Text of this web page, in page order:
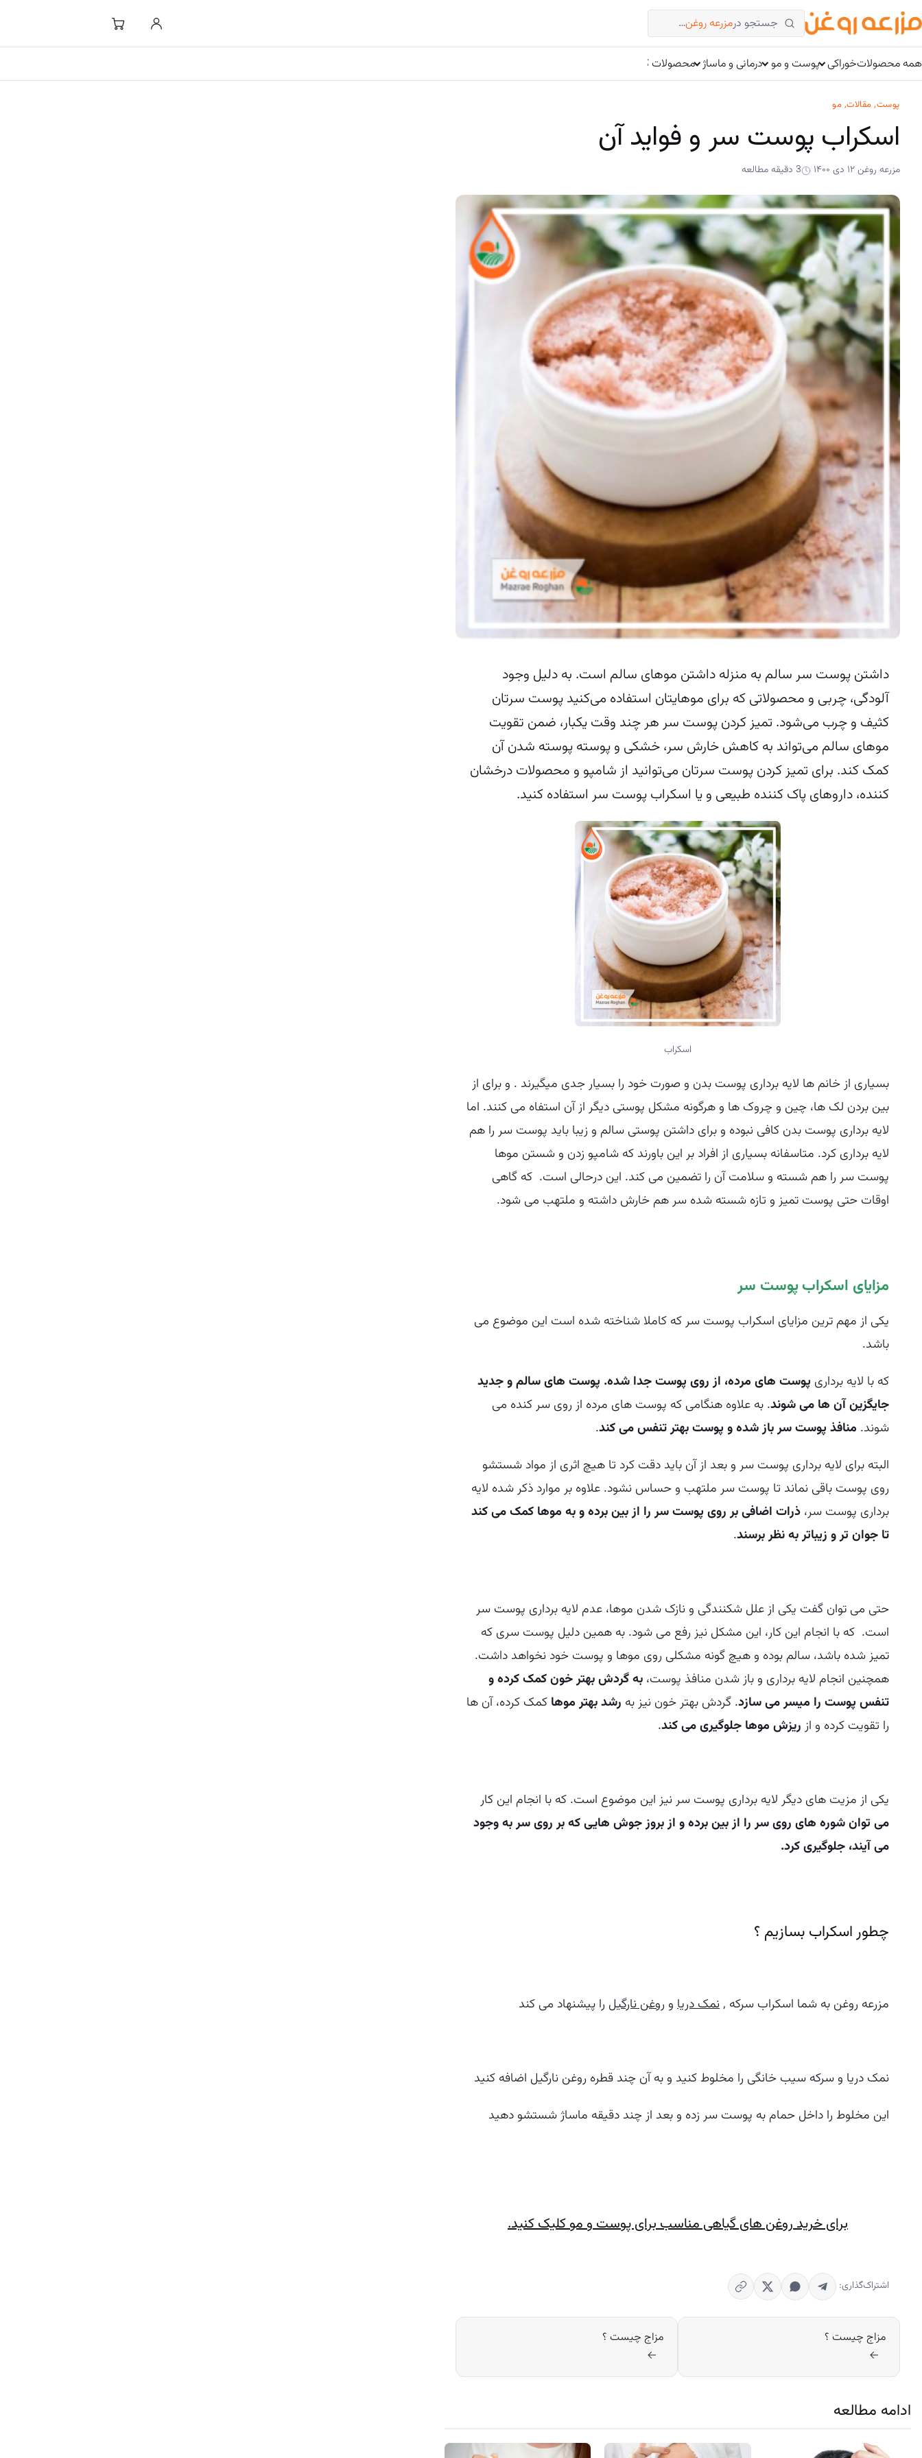
رفتن
به
محتوا
جستجو درمزرعه روغن…
همه محصولاتخوراکی پوست و مو درمانی و ماساژ محصولات کتوژنیک
پوست, مقالات, مو
اسکراب پوست سر و فواید آن
مزرعه روغن۱۲ دی ۱۴۰۰ 3 دقیقه مطالعه
داشتن پوست سر سالم به منزله داشتن موهای سالم است. به دلیل وجود
آلودگی، چربی و محصولاتی که برای موهایتان استفاده می‌کنید پوست سرتان
کثیف و چرب می‌شود. تمیز کردن پوست سر هر چند وقت یکبار، ضمن تقویت
موهای سالم می‌تواند به کاهش خارش سر، خشکی و پوسته پوسته شدن آن
کمک کند. برای تمیز کردن پوست سرتان می‌توانید از شامپو و محصولات درخشان
کننده، داروهای پاک کننده طبیعی و یا اسکراب پوست سر استفاده کنید.
اسکراب
بسیاری از خانم ها لایه برداری پوست بدن و صورت خود را بسیار جدی میگیرند . و برای از
بین بردن لک ها، چین و چروک ها و هرگونه مشکل پوستی دیگر از آن استفاه می کنند. اما
لایه برداری پوست بدن کافی نبوده و برای داشتن پوستی سالم و زیبا باید پوست سر را هم
لایه برداری کرد. متاسفانه بسیاری از افراد بر این باورند که شامپو زدن و شستن موها
پوست سر را هم شسته و سلامت آن را تضمین می کند. این درحالی است. که گاهی
اوقات حتی پوست تمیز و تازه شسته شده سر هم خارش داشته و ملتهب می شود.
مزایای اسکراب پوست سر
یکی از مهم ترین مزایای اسکراب پوست سر که کاملا شناخته شده است این موضوع می
باشد.
که با لایه برداری پوست های مرده، از روی پوست جدا شده. پوست های سالم و جدید
جایگزین آن ها می شوند. به علاوه هنگامی که پوست های مرده از روی سر کنده می
شوند. منافذ پوست سر باز شده و پوست بهتر تنفس می کند.
البته برای لایه برداری پوست سر و بعد از آن باید دقت کرد تا هیچ اثری از مواد شستشو
روی پوست باقی نماند تا پوست سر ملتهب و حساس نشود. علاوه بر موارد ذکر شده لایه
برداری پوست سر، ذرات اضافی بر روی پوست سر را از بین برده و به موها کمک می کند
تا جوان تر و زیباتر به نظر برسند.
حتی می توان گفت یکی از علل شکنندگی و نازک شدن موها، عدم لایه برداری پوست سر
است. که با انجام این کار، این مشکل نیز رفع می شود. به همین دلیل پوست سری که
تمیز شده باشد، سالم بوده و هیچ گونه مشکلی روی موها و پوست خود نخواهد داشت.
همچنین انجام لایه برداری و باز شدن منافذ پوست، به گردش بهتر خون کمک کرده و
تنفس پوست را میسر می سازد. گردش بهتر خون نیز به رشد بهتر موها کمک کرده، آن ها
را تقویت کرده و از ریزش موها جلوگیری می کند.
یکی از مزیت های دیگر لایه برداری پوست سر نیز این موضوع است. که با انجام این کار
می توان شوره های روی سر را از بین برده و از بروز جوش هایی که بر روی سر به وجود
می آیند، جلوگیری کرد.
چطور اسکراب بسازیم ؟
مزرعه روغن به شما اسکراب سرکه ,نمک دریا و روغن نارگیل را پیشنهاد می کند
نمک دریا و سرکه سیب خانگی را مخلوط کنید و به آن چند قطره روغن نارگیل اضافه کنید
این مخلوط را داخل حمام به پوست سر زده و بعد از چند دقیقه ماساژ شستشو دهید
برای خرید روغن های گیاهی مناسب برای پوست و مو کلیک کنید.
اشتراک‌گذاری:
مزاج چیست ؟
→
مزاج چیست ؟
→
ادامه مطالعه